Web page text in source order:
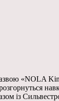
«NOLA
із